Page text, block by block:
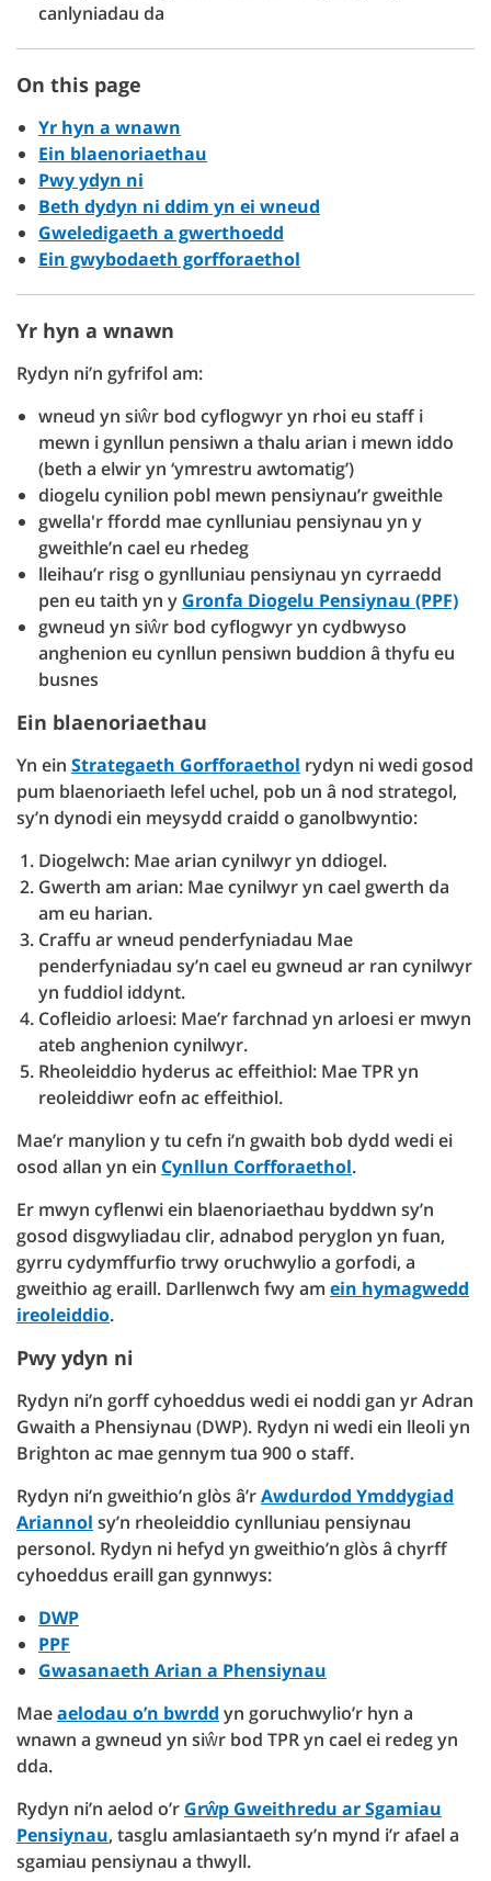
canlyniadau da
On this page
Yr hyn a wnawn
Ein blaenoriaethau
Pwy ydyn ni
Beth dydyn ni ddim yn ei wneud
Gweledigaeth a gwerthoedd
Ein gwybodaeth gorfforaethol
Yr hyn a wnawn
Rydyn ni’n gyfrifol am:
wneud yn siŵr bod cyflogwyr yn rhoi eu staff i
mewn i gynllun pensiwn a thalu arian i mewn iddo
(beth a elwir yn ‘ymrestru awtomatig’)
diogelu cynilion pobl mewn pensiynau’r gweithle
gwella'r ffordd mae cynlluniau pensiynau yn y
gweithle’n cael eu rhedeg
lleihau’r risg o gynlluniau pensiynau yn cyrraedd
pen eu taith yn y Gronfa Diogelu Pensiynau (PPF)
gwneud yn siŵr bod cyflogwyr yn cydbwyso
anghenion eu cynllun pensiwn buddion â thyfu eu
busnes
Ein blaenoriaethau
Yn ein Strategaeth Gorfforaethol rydyn ni wedi gosod
pum blaenoriaeth lefel uchel, pob un â nod strategol,
sy’n dynodi ein meysydd craidd o ganolbwyntio:
Diogelwch: Mae arian cynilwyr yn ddiogel.
Gwerth am arian: Mae cynilwyr yn cael gwerth da
am eu harian.
Craffu ar wneud penderfyniadau Mae
penderfyniadau sy’n cael eu gwneud ar ran cynilwyr
yn fuddiol iddynt.
Cofleidio arloesi: Mae’r farchnad yn arloesi er mwyn
ateb anghenion cynilwyr.
Rheoleiddio hyderus ac effeithiol: Mae TPR yn
reoleiddiwr eofn ac effeithiol.
Mae’r manylion y tu cefn i’n gwaith bob dydd wedi ei
osod allan yn ein Cynllun Corfforaethol.
Er mwyn cyflenwi ein blaenoriaethau byddwn sy’n
gosod disgwyliadau clir, adnabod peryglon yn fuan,
gyrru cydymffurfio trwy oruchwylio a gorfodi, a
gweithio ag eraill. Darllenwch fwy am ein hymagwedd
ireoleiddio.
Pwy ydyn ni
Rydyn ni’n gorff cyhoeddus wedi ei noddi gan yr Adran
Gwaith a Phensiynau (DWP). Rydyn ni wedi ein lleoli yn
Brighton ac mae gennym tua 900 o staff.
Rydyn ni’n gweithio’n glòs â’rAwdurdod Ymddygiad
Ariannol sy’n rheoleiddio cynlluniau pensiynau
personol. Rydyn ni hefyd yn gweithio’n glòs â chyrff
cyhoeddus eraill gan gynnwys:
DWP
PPF
Gwasanaeth Arian a Phensiynau
Maeaelodau o’n bwrdd yn goruchwylio’r hyn a
wnawn a gwneud yn siŵr bod TPR yn cael ei redeg yn
dda.
Rydyn ni’n aelod o’r Grŵp Gweithredu ar Sgamiau
Pensiynau, tasglu amlasiantaeth sy’n mynd i’r afael a
sgamiau pensiynau a thwyll.